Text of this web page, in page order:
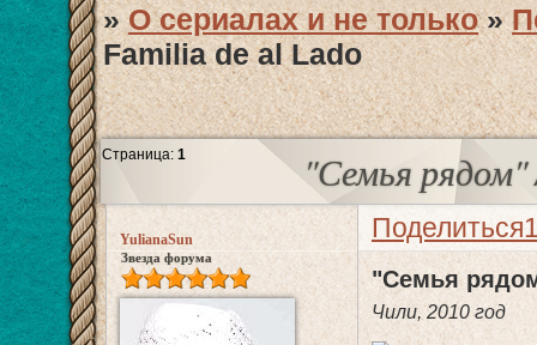
»О сериалах и не только »
Familia de al Lado
"Семья
Страница:1
Поделиться
YulianaSun
Звезда форума
"Семья
Чили, 2010 год